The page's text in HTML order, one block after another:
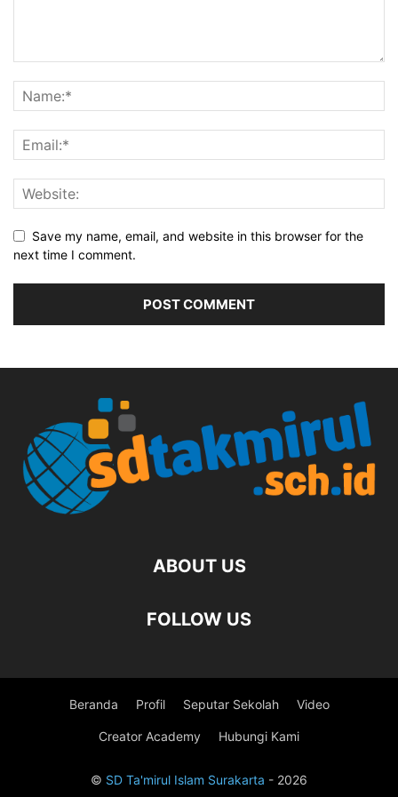
Save my name, email, and website in this browser for the
next time I comment.
ABOUT US
FOLLOW US
Beranda Profil Seputar Sekolah Video
Creator Academy Hubungi Kami
© SD Ta'mirul Islam Surakarta - 2026